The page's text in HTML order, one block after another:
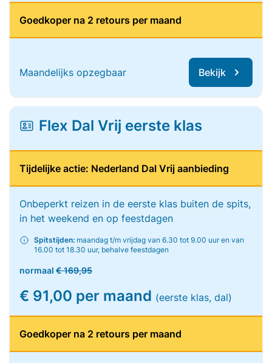
Goedkoper na 2 retours per maand
Maandelijks opzegbaar Bekijk
Flex Dal Vrij eerste klas
Tijdelijke actie: Nederland Dal Vrij aanbieding
Onbeperkt reizen in de eerste klas buiten de spits,
in het weekend en op feestdagen
Spitstijden: maandag t/m vrijdag van 6.30 tot 9.00 uur en van
16.00 tot 18.30 uur, behalve feestdagen
normaal € 169,95
€ 91,00 per maand (eerste klas, dal)
Goedkoper na 2 retours per maand